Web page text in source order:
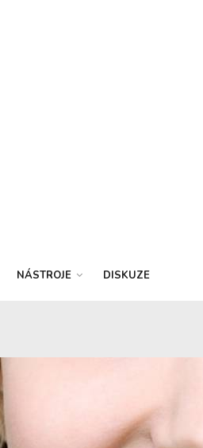
NÁSTROJE DISKUZE